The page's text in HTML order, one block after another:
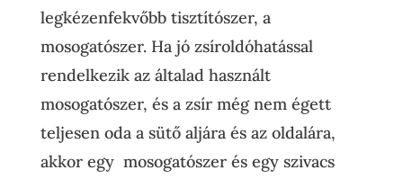
legkézenfekvőbb tisztítószer, a
mosogatószer. Ha jó zsíroldóhatással
rendelkezik az általad használt
mosogatószer, és a zsír még nem égett
teljesen oda a sütő aljára és az oldalára,
akkor egy mosogatószer és egy szivacs